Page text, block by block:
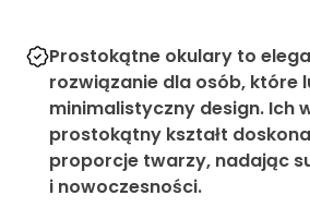
Prostokątne okulary to
rozwiązanie dla osób, które
minimalistyczny design. Ich
prostokątny kształt
proporcje twarzy, nadając
i nowoczesności.